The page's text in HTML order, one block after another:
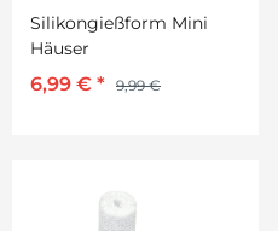
Silikongießform Mini
Häuser
6,99 € * 9,99 €